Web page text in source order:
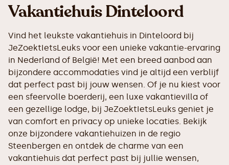
Vakantiehuis Dinteloord
Vind het leukste vakantiehuis in Dinteloord bij
JeZoektIetsLeuks voor een unieke vakantie-ervaring
in Nederland of België! Met een breed aanbod aan
bijzondere accommodaties vind je altijd een verblijf
dat perfect past bij jouw wensen. Of je nu kiest voor
een sfeervolle boerderij, een luxe vakantievilla of
een gezellige lodge, bij JeZoektIetsLeuks geniet je
van comfort en privacy op unieke locaties. Bekijk
onze bijzondere vakantiehuizen in de regio
Steenbergen en ontdek de charme van een
vakantiehuis dat perfect past bij jullie wensen,